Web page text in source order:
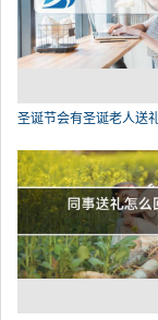
圣诞节会有圣诞老人送